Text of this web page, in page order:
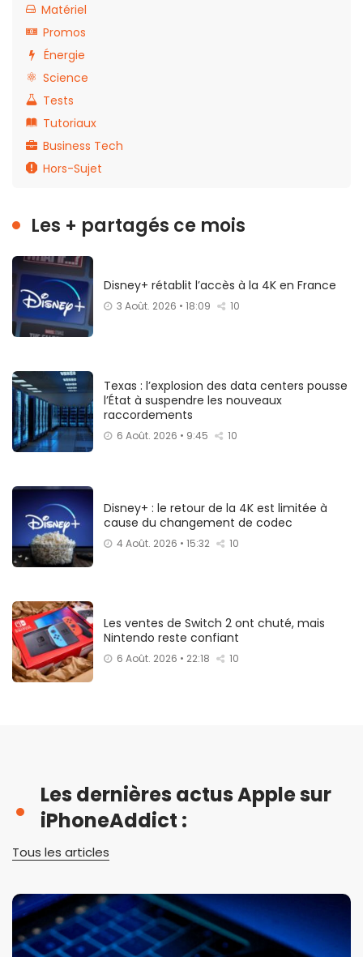
Matériel
Promos
Énergie
Science
Tests
Tutoriaux
Business Tech
Hors-Sujet
Les + partagés ce mois
Disney+ rétablit l’accès à la 4K en France
3 Août. 2026 • 18:09 10
Texas : l’explosion des data centers pousse
l’État à suspendre les nouveaux
raccordements
6 Août. 2026 • 9:45 10
Disney+ : le retour de la 4K est limitée à
cause du changement de codec
4 Août. 2026 • 15:32 10
Les ventes de Switch 2 ont chuté, mais
Nintendo reste confiant
6 Août. 2026 • 22:18 10
Les dernières actus Apple sur
iPhoneAddict :
Tous les articles